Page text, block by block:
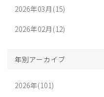
2026年03月(15)
2026年02月(12)
年別アーカイブ
2026年(101)